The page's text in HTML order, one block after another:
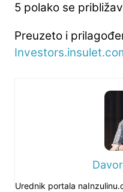
5 polako se
Preuzeto i
Urednik portala